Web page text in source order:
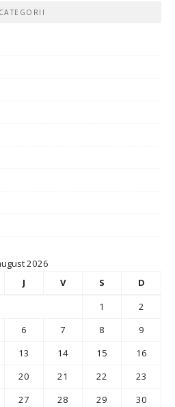
CATEGORII
2026
J V S
D
1
2
6 7 8
9
13 14 15
16
20 21 22
23
27 28 29
30